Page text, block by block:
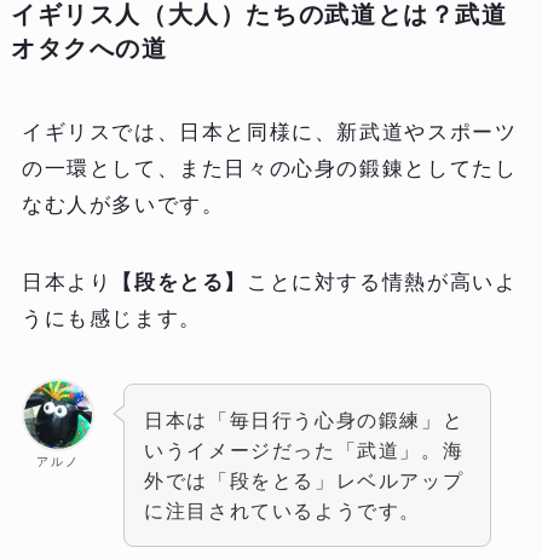
イギリス人（大人）たちの武道とは？武道
オタクへの道
イギリスでは、日本と同様に、新武道やスポーツ
の一環として、また日々の心身の鍛錬としてたし
なむ人が多いです。
日本より 【段をとる】
ことに対する情熱が高いよ
うにも感じます。
アルノ
日本は「毎日行う心身の鍛練」と
いうイメージだった「武道」。海
外では「段をとる」レベルアップ
に注目されているようです。